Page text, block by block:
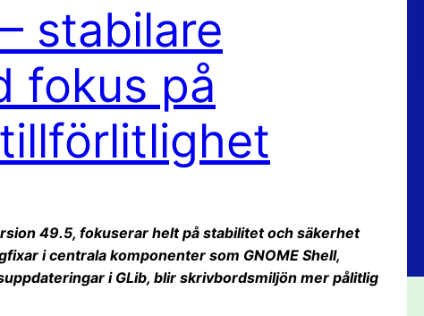
stabilare
fokus på
49.5, fokuserar helt på stabilitet och säkerhet
i centrala komponenter som GNOME Shell,
i GLib, blir skrivbordsmiljön mer pålitlig